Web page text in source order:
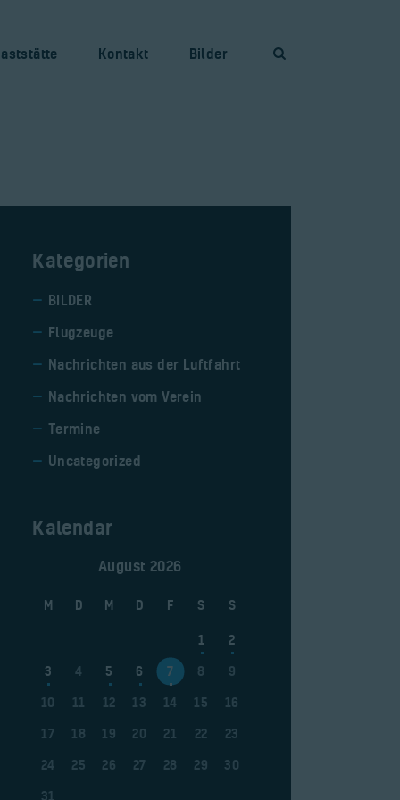
Kontakt Bilder
Kategorien
BILDER
Flugzeuge
Nachrichten aus der Luftfahrt
Nachrichten vom Verein
Termine
Uncategorized
Kalendar
August 2026
M D M D F S S
1
2
3
4 5 6 7 8
9
10
11 12 13 14 15
16
17
18 19 20 21 22
23
24
25 26 27 28 29
30
31